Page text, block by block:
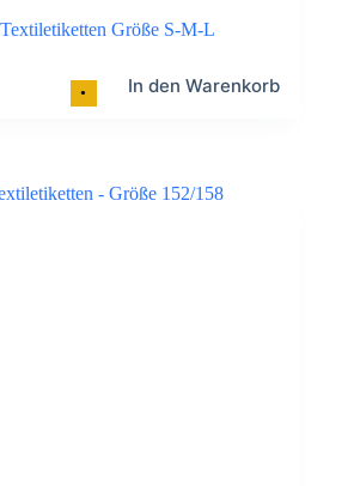
•
Größe S-M-L
In den Warenkorb